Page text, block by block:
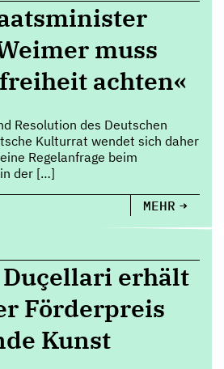
muss
achten«
Resolution des Deutschen
Kulturrat wendet sich daher
Regelanfrage beim
der […]
MEHR
erhält
Förderpreis
Kunst